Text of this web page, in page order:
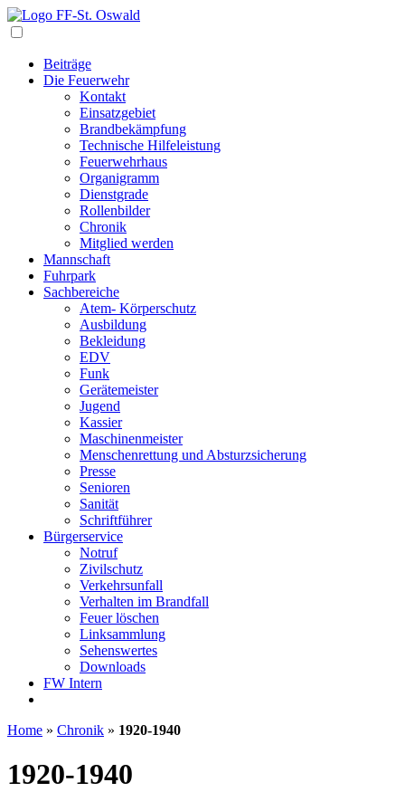
Beiträge
Die Feuerwehr
Kontakt
Einsatzgebiet
Brandbekämpfung
Technische Hilfeleistung
Feuerwehrhaus
Organigramm
Dienstgrade
Rollenbilder
Chronik
Mitglied werden
Mannschaft
Fuhrpark
Sachbereiche
Atem- Körperschutz
Ausbildung
Bekleidung
EDV
Funk
Gerätemeister
Jugend
Kassier
Maschinenmeister
Menschenrettung und Absturzsicherung
Presse
Senioren
Sanität
Schriftführer
Bürgerservice
Notruf
Zivilschutz
Verkehrsunfall
Verhalten im Brandfall
Feuer löschen
Linksammlung
Sehenswertes
Downloads
FW Intern
Home » Chronik » 1920-1940
1920-1940